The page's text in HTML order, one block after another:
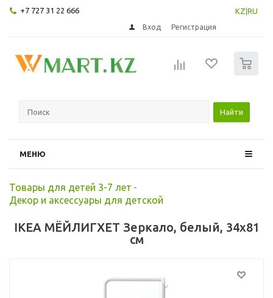
+7 727 31 22 666 KZ RU
Вход Регистрация
Найти
МЕНЮ
Товары для детей 3-7 лет -
Декор и аксессуары для детской
IKEA МЁЙЛИГХЕТ Зеркало, белый, 34x81
см